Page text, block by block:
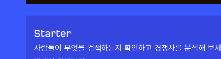
Starter
사람들이 무엇을 검색하는지 확인하고 경쟁사를 분석해 보